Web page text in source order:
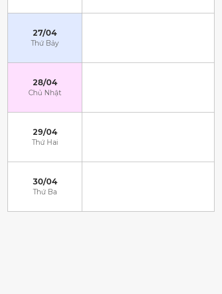
27/04
Thứ Bảy
28/04
Chủ Nhật
29/04
Thứ Hai
30/04
Thứ Ba